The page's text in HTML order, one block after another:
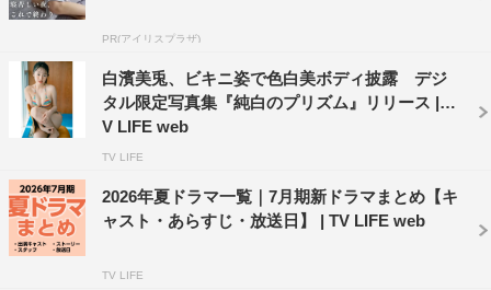
PR(アイリスプラザ)
白濱美兎、ビキニ姿で色白美ボディ披露 デジ
タル限定写真集『純白のプリズム』リリース | T
V LIFE web
TV LIFE
2026年夏ドラマ一覧｜7月期新ドラマまとめ【キ
ャスト・あらすじ・放送日】 | TV LIFE web
TV LIFE